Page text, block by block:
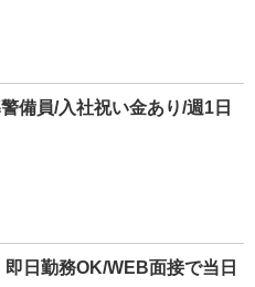
備員/入社祝い金あり/週1日
日勤務OK/WEB面接で当日